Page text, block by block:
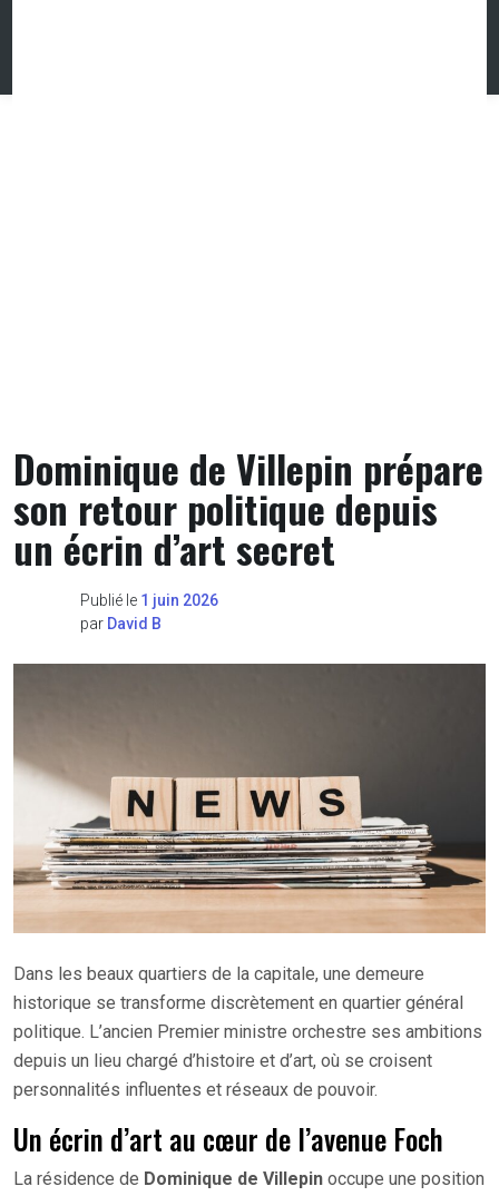
Dominique de Villepin prépare
son retour politique depuis
un écrin d’art secret
Publié le 1 juin 2026
par David B
Dans les beaux quartiers de la capitale, une demeure
historique se transforme discrètement en quartier général
politique. L’ancien Premier ministre orchestre ses ambitions
depuis un lieu chargé d’histoire et d’art, où se croisent
personnalités influentes et réseaux de pouvoir.
Un écrin d’art au cœur de l’avenue Foch
La résidence de Dominique de Villepin occupe une position